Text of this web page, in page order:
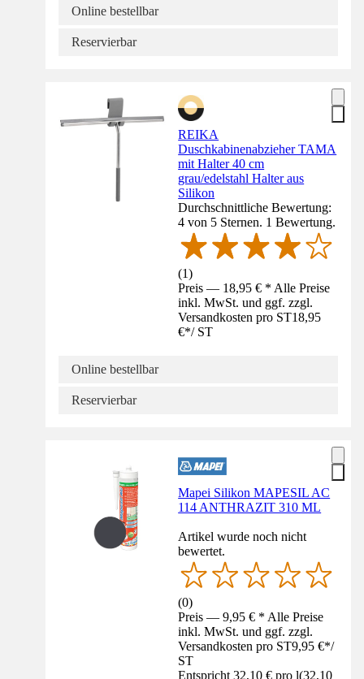
Online bestellbar
Reservierbar
REIKA
Duschkabinenabzieher TAMA
mit Halter 40 cm
grau/edelstahl Halter aus
Silikon
Durchschnittliche Bewertung:
4 von 5 Sternen. 1 Bewertung.
(1)
Preis — 18,95 € * Alle Preise
inkl. MwSt. und ggf. zzgl.
Versandkosten pro ST18,95
€*/ ST
Online bestellbar
Reservierbar
Mapei Silikon MAPESIL AC
114 ANTHRAZIT 310 ML
Artikel wurde noch nicht
bewertet.
(0)
Preis — 9,95 € * Alle Preise
inkl. MwSt. und ggf. zzgl.
Versandkosten pro ST9,95 €*/
ST
Entspricht 32,10 € pro l(32,10